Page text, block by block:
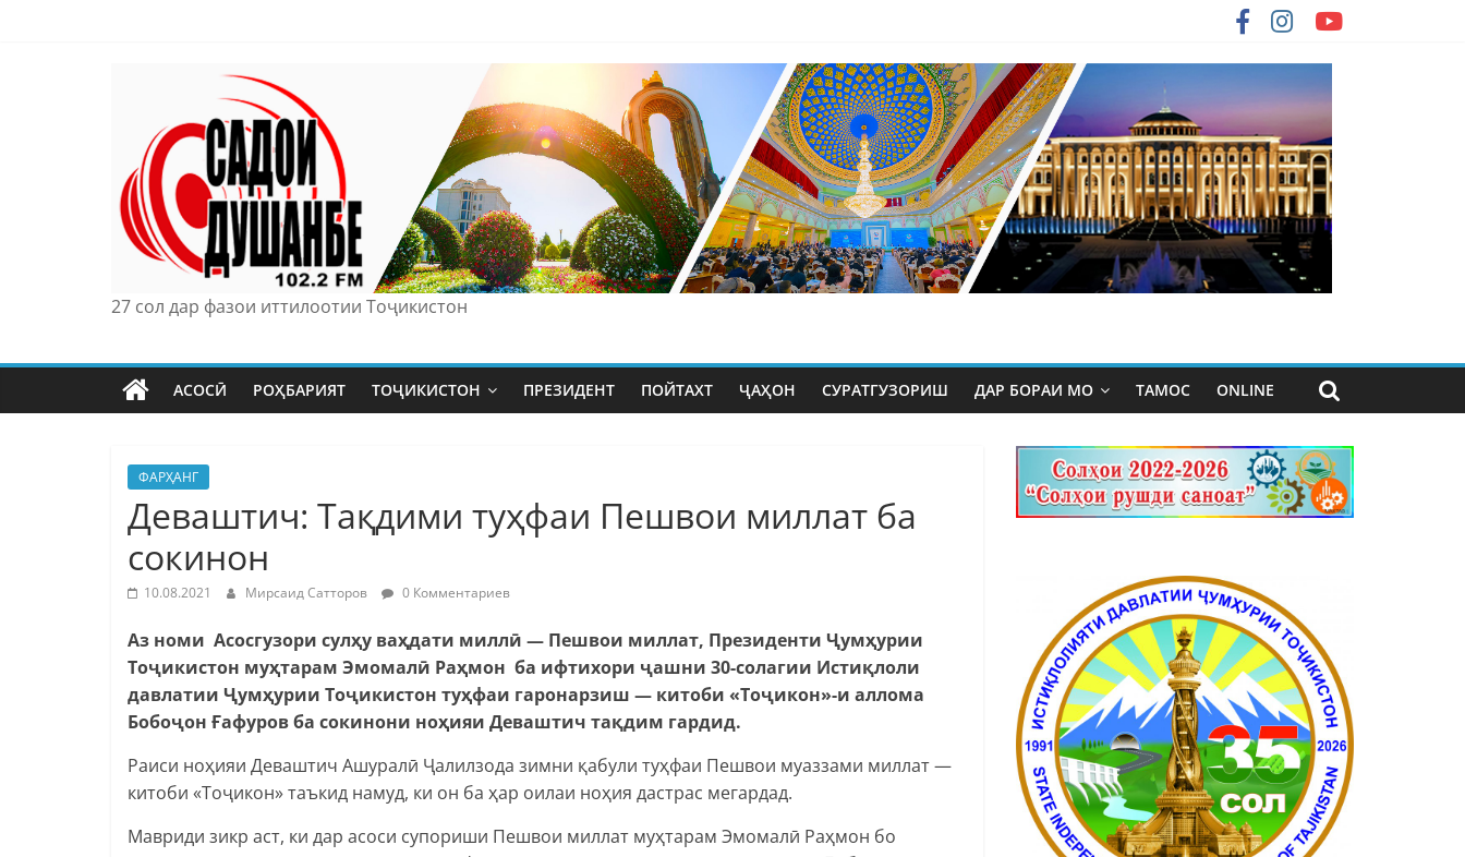
27 сол дар фазои иттилоотии Тоҷикистон
АСОСӢ РОҲБАРИЯТ ТОҶИКИСТОН ПРЕЗИДЕНТ ПОЙТАХТ ҶАҲОН СУРАТГУЗОРИШ ДАР БОРАИ МО ТАМОС ONLINE
ФАРҲАНГ
Деваштич: Тақдими туҳфаи Пешвои миллат ба
сокинон
10.08.2021 Мирсаид Сатторов 0 Комментариев
Аз номи Асосгузори сулҳу ваҳдати миллӣ — Пешвои миллат, Президенти Ҷумҳурии
Тоҷикистон муҳтарам Эмомалӣ Раҳмон ба ифтихори ҷашни 30-солагии Истиқлоли
давлатии Ҷумҳурии Тоҷикистон туҳфаи гаронарзиш — китоби «Тоҷикон»-и аллома
Бобоҷон Ғафуров ба сокинони ноҳияи Деваштич тақдим гардид.
Раиси ноҳияи Деваштич Ашуралӣ Ҷалилзода зимни қабули туҳфаи Пешвои муаззами миллат —
китоби «Тоҷикон» таъкид намуд, ки он ба ҳар оилаи ноҳия дастрас мегардад.
Мавриди зикр аст, ки дар асоси супориши Пешвои миллат муҳтарам Эмомалӣ Раҳмон бо